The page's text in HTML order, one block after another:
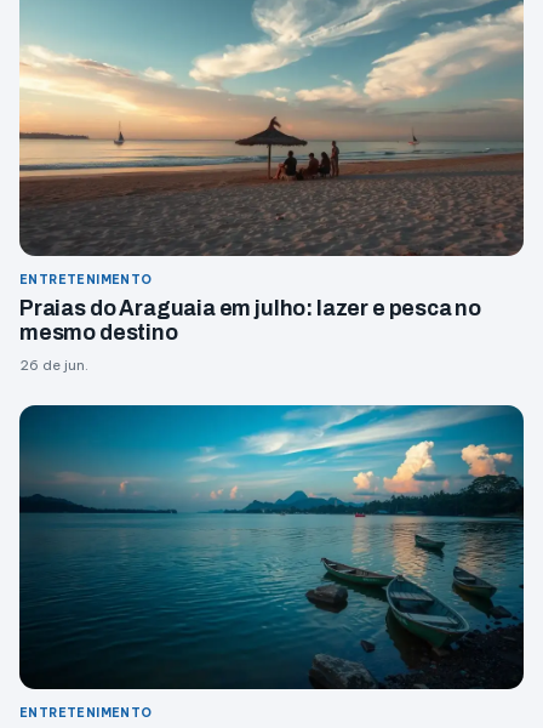
ENTRETENIMENTO
Praias do Araguaia em julho: lazer e pesca no
mesmo destino
26 de jun.
ENTRETENIMENTO